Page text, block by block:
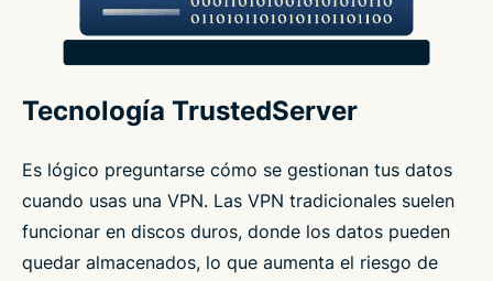
Tecnología TrustedServer
Es lógico preguntarse cómo se gestionan tus datos
cuando usas una VPN. Las VPN tradicionales suelen
funcionar en discos duros, donde los datos pueden
quedar almacenados, lo que aumenta el riesgo de